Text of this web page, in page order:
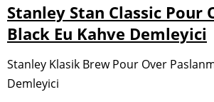
Stanley Stan Classic Pour
Black Eu Kahve Demleyici
Stanley Klasik Brew Pour Over
Demleyici